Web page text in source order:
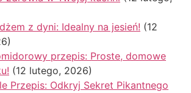
z dyni: Idealny na jesień! (12
przepis: Proste, domowe
(12 lutego, 2026)
Przepis: Odkryj Sekret Pikantnego